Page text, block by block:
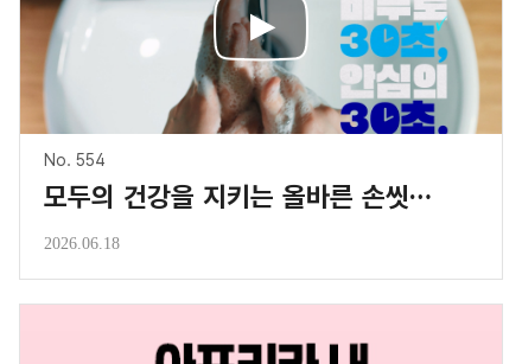
No. 554
모두의 건강을 지키는 올바른 손씻기 습관!
2026.06.18